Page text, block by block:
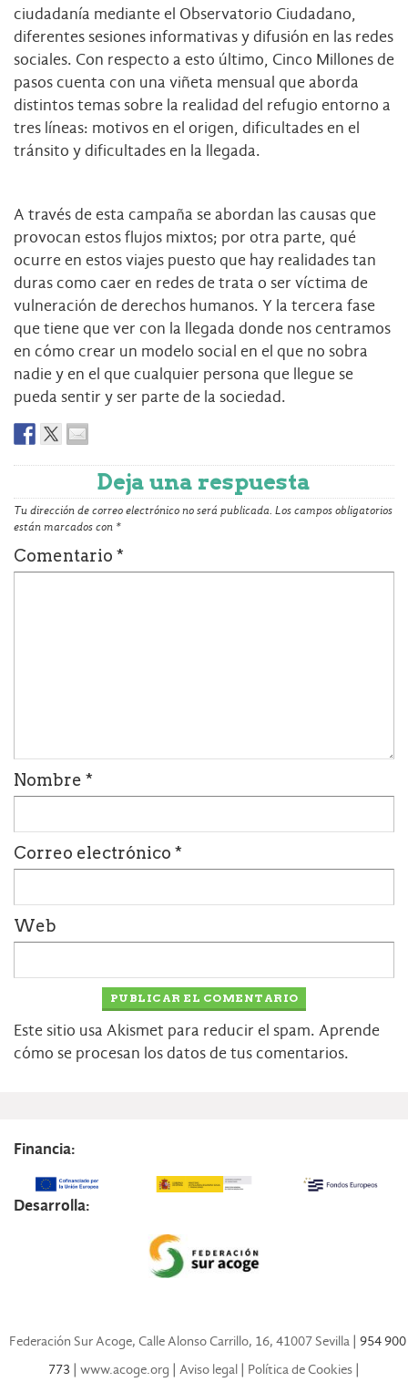
ciudadanía mediante el Observatorio Ciudadano,
diferentes sesiones informativas y difusión en las redes
sociales. Con respecto a esto último, Cinco Millones de
pasos cuenta con una viñeta mensual que aborda
distintos temas sobre la realidad del refugio entorno a
tres líneas: motivos en el origen, dificultades en el
tránsito y dificultades en la llegada.
A través de esta campaña se abordan las causas que
provocan estos flujos mixtos; por otra parte, qué
ocurre en estos viajes puesto que hay realidades tan
duras como caer en redes de trata o ser víctima de
vulneración de derechos humanos. Y la tercera fase
que tiene que ver con la llegada donde nos centramos
en cómo crear un modelo social en el que no sobra
nadie y en el que cualquier persona que llegue se
pueda sentir y ser parte de la sociedad.
Deja una respuesta
Tu dirección de correo electrónico no será publicada. Los campos obligatorios
están marcados con *
Comentario *
Nombre *
Correo electrónico *
Web
Este sitio usa Akismet para reducir el spam. Aprende
cómo se procesan los datos de tus comentarios.
Financia:
Desarrolla:
Federación Sur Acoge, Calle Alonso Carrillo, 16, 41007 Sevilla | 954 900
773 | www.acoge.org | Aviso legal | Política de Cookies |